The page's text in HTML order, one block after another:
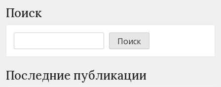
Поиск
Поиск
Последние публикации